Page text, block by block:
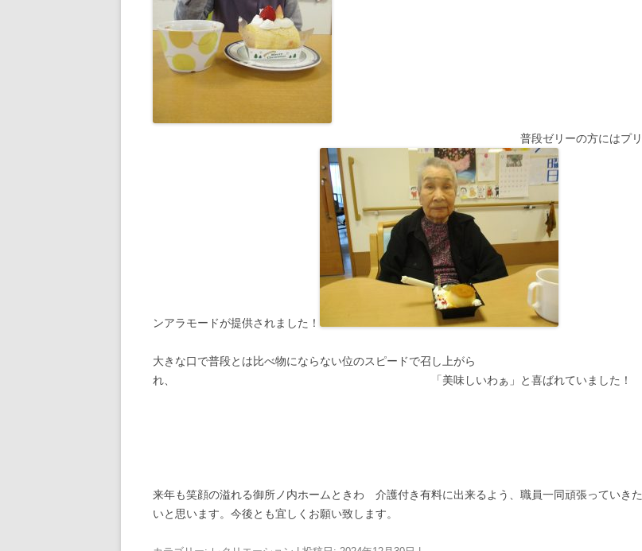
普段ゼリーの方にはプリ
ンアラモードが提供されました！
大きな口で普段とは比べ物にならない位のスピードで召し上がら
れ、 「美味しいわぁ」と喜ばれていました！
来年も笑顔の溢れる御所ノ内ホームときわ 介護付き有料に出来るよう、職員一同頑張っていきた
いと思います。今後とも宜しくお願い致します。